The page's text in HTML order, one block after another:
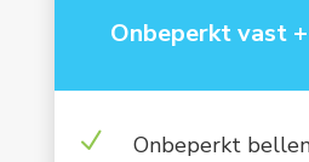
Onbeperkt vast
N
Onbeperkt